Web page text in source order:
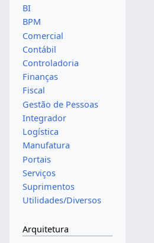
BI
BPM
Comercial
Contábil
Controladoria
Finanças
Fiscal
Gestão de Pessoas
Integrador
Logística
Manufatura
Portais
Serviços
Suprimentos
Utilidades/Diversos
Arquitetura